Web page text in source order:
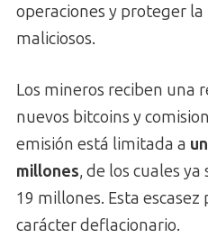
operaciones y proteger
maliciosos.
Los mineros reciben una
nuevos bitcoins y
emisión está limitada a
millones, de los cuales
19 millones. Esta
carácter deflacionario.